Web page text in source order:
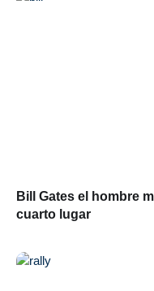
Bill Gates el hombre
cuarto lugar